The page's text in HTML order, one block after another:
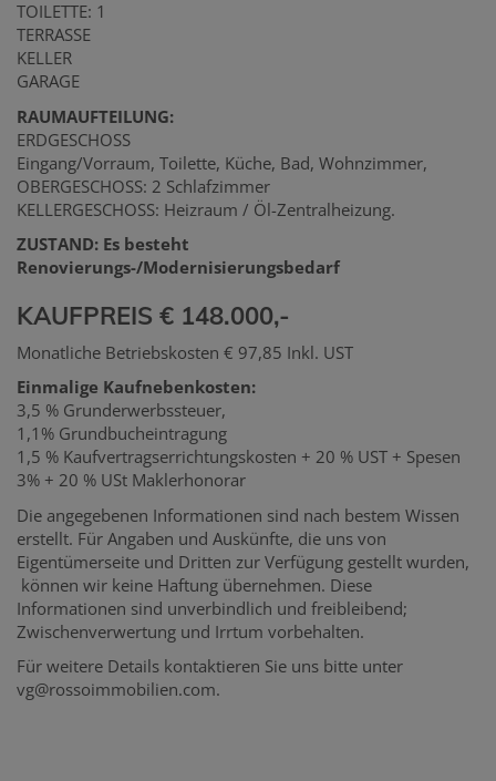
TOILETTE: 1
TERRASSE
KELLER
GARAGE
RAUMAUFTEILUNG:
ERDGESCHOSS
Eingang/Vorraum, Toilette, Küche, Bad, Wohnzimmer,
OBERGESCHOSS: 2 Schlafzimmer
KELLERGESCHOSS: Heizraum / Öl-Zentralheizung.
ZUSTAND: Es besteht
Renovierungs-/Modernisierungsbedarf
KAUFPREIS € 148.000,-
Monatliche Betriebskosten € 97,85 Inkl. UST
Einmalige Kaufnebenkosten:
3,5 % Grunderwerbssteuer,
1,1% Grundbucheintragung
1,5 % Kaufvertragserrichtungskosten + 20 % UST + Spesen
3% + 20 % USt Maklerhonorar
Die angegebenen Informationen sind nach bestem Wissen
erstellt. Für Angaben und Auskünfte, die uns von
Eigentümerseite und Dritten zur Verfügung gestellt wurden,
können wir keine Haftung übernehmen. Diese
Informationen sind unverbindlich und freibleibend;
Zwischenverwertung und Irrtum vorbehalten.
Für weitere Details kontaktieren Sie uns bitte unter
vg@rossoimmobilien.com.